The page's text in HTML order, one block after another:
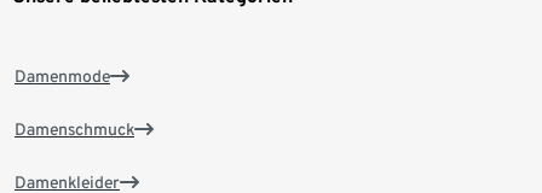
Damenmode
Damenschmuck
Damenkleider